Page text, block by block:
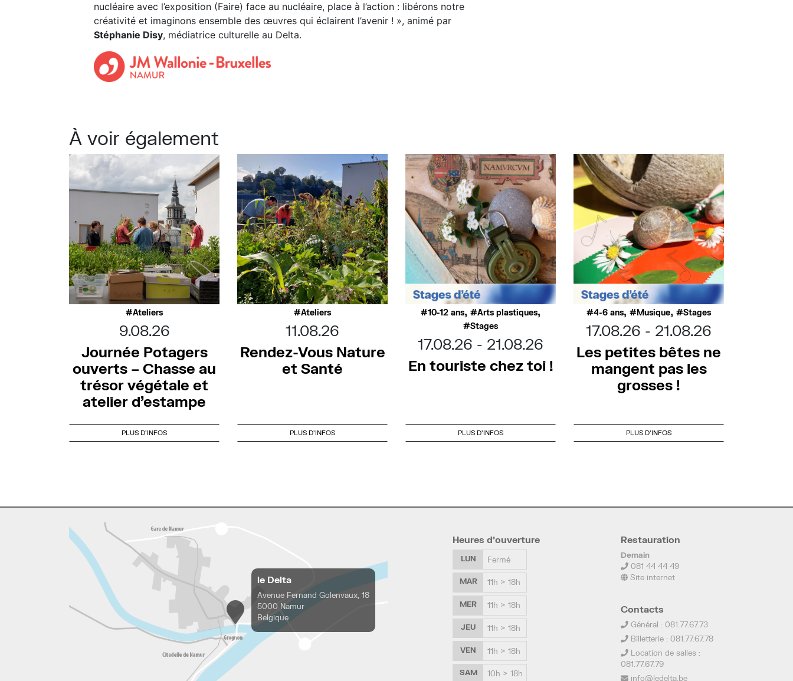
nucléaire avec l’exposition (Faire) face au nucléaire, place à l’action : libérons notre
créativité et imaginons ensemble des œuvres qui éclairent l’avenir ! », animé par
Stéphanie Disy, médiatrice culturelle au Delta.
À voir également
Ateliers
9.08.26
Journée Potagers
ouverts – Chasse au
trésor végétale et
atelier d’estampe
PLUS D'INFOS
Ateliers
11.08.26
Rendez-Vous Nature
et Santé
PLUS D'INFOS
10-12 ans, Arts plastiques,
Stages
17.08.26
21.08.26
En touriste chez toi !
PLUS D'INFOS
4-6 ans, Musique, Stages
17.08.26
21.08.26
Les petites bêtes ne
mangent pas les
grosses !
PLUS D'INFOS
le Delta
Avenue Fernand Golenvaux, 18
5000 Namur
Belgique
Heures d’ouverture
LUN Fermé
MAR 11h > 18h
MER 11h > 18h
JEU 11h > 18h
VEN 11h > 18h
SAM 10h > 18h
Restauration
Demain
081 44 44 49
Site internet
Contacts
Général : 081.77.67.73
Billetterie : 081.77.67.78
Location de salles :
081.77.67.79
info@ledelta.be